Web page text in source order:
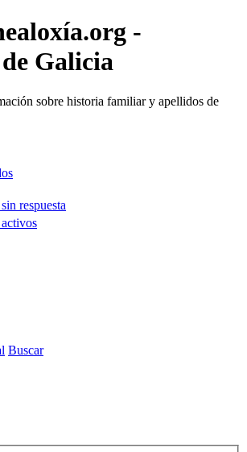
-
Galicia
sobre historia familiar y apellidos de
respuesta
Buscar